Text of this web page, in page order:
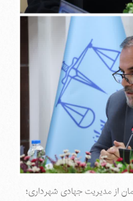
از مدیریت جهادی شهرداری؛